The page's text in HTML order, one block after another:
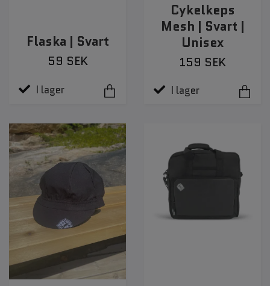
Flaska | Svart
59 SEK
I lager
Cykelkeps
Mesh | Svart |
Unisex
159 SEK
I lager